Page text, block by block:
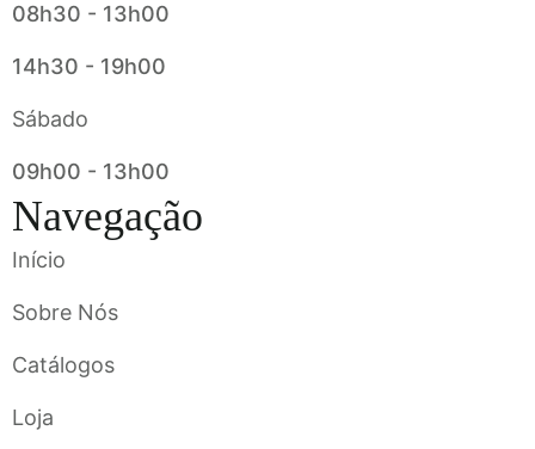
08h30 - 13h00
14h30 - 19h00
Sábado
09h00 - 13h00
Navegação
Início
Sobre Nós
Catálogos
Loja